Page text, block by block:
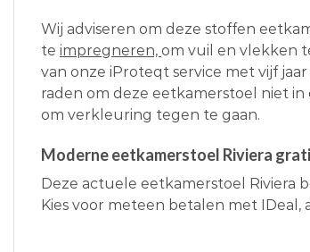
Wij adviseren om deze stoffen
te impregneren, om vuil en vlekken
van onze iProteqt service met vijf
raden om deze eetkamerstoel niet
om verkleuring tegen te gaan.
Moderne eetkamerstoel Riviera
Deze actuele eetkamerstoel Riviera
Kies voor meteen betalen met IDeal,